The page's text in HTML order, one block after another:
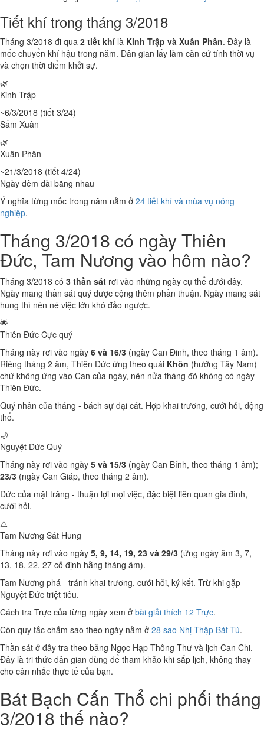
Tiết khí trong tháng 3/2018
Tháng 3/2018 đi qua 2 tiết khí là Kinh Trập và Xuân Phân. Đây là
mốc chuyển khí hậu trong năm. Dân gian lấy làm căn cứ tính thời vụ
và chọn thời điểm khởi sự.
🌿
Kinh Trập
~6/3/2018 (tiết 3/24)
Sấm Xuân
🌿
Xuân Phân
~21/3/2018 (tiết 4/24)
Ngày đêm dài bằng nhau
Ý nghĩa từng mốc trong năm nằm ở 24 tiết khí và mùa vụ nông
nghiệp.
Tháng 3/2018 có ngày Thiên
Đức, Tam Nương vào hôm nào?
Tháng 3/2018 có 3 thần sát rơi vào những ngày cụ thể dưới đây.
Ngày mang thần sát quý được cộng thêm phần thuận. Ngày mang sát
hung thì nên né việc lớn khó đảo ngược.
🌟
Thiên Đức Cực quý
Tháng này rơi vào ngày 6 và 16/3 (ngày Can Đinh, theo tháng 1 âm).
Riêng tháng 2 âm, Thiên Đức ứng theo quái Khôn (hướng Tây Nam)
chứ không ứng vào Can của ngày, nên nửa tháng đó không có ngày
Thiên Đức.
Quý nhân của tháng - bách sự đại cát. Hợp khai trương, cưới hỏi, động
thổ.
🌙
Nguyệt Đức Quý
Tháng này rơi vào ngày 5 và 15/3 (ngày Can Bính, theo tháng 1 âm);
23/3 (ngày Can Giáp, theo tháng 2 âm).
Đức của mặt trăng - thuận lợi mọi việc, đặc biệt liên quan gia đình,
cưới hỏi.
⚠️
Tam Nương Sát Hung
Tháng này rơi vào ngày 5, 9, 14, 19, 23 và 29/3 (ứng ngày âm 3, 7,
13, 18, 22, 27 cố định hằng tháng âm).
Tam Nương phá - tránh khai trương, cưới hỏi, ký kết. Trừ khi gặp
Nguyệt Đức triệt tiêu.
Cách tra Trực của từng ngày xem ở bài giải thích 12 Trực.
Còn quy tắc chấm sao theo ngày nằm ở 28 sao Nhị Thập Bát Tú.
Thần sát ở đây tra theo bảng Ngọc Hạp Thông Thư và lịch Can Chi.
Đây là tri thức dân gian dùng để tham khảo khi sắp lịch, không thay
cho cân nhắc thực tế của bạn.
Bát Bạch Cấn Thổ chi phối tháng
3/2018 thế nào?